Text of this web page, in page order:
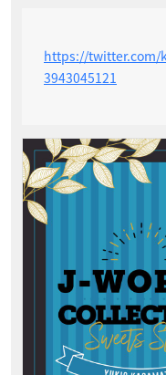
https://twitter.com/
3943045121